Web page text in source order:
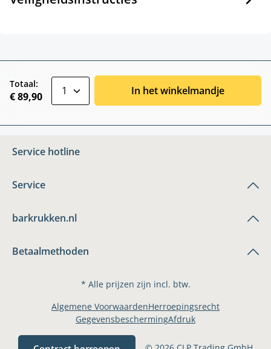
Totaal:
€ 89,90 In het winkelmandje
Service hotline
Service
barkrukken.nl
Betaalmethoden
* Alle prijzen zijn incl. btw.
Algemene VoorwaardenHerroepingsrecht
GegevensbeschermingAfdruk